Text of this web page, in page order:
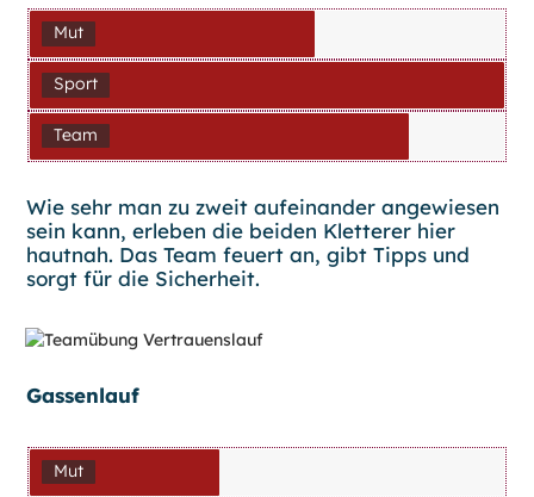
Mut
Sport
Team
Wie sehr man zu zweit aufeinander angewiesen
sein kann, erleben die beiden Kletterer hier
hautnah. Das Team feuert an, gibt Tipps und
sorgt für die Sicherheit.
Gassenlauf
Mut